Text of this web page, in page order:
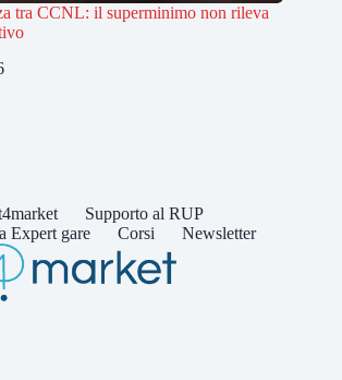
tra CCNL: il superminimo non rileva
Supporto al RUP
Expert gare
Corsi Newsletter